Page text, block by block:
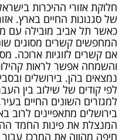
חלוקת אזורי ההיכרות
של סגנונות החיים בארץ.
כאשר תל אביב מובילה עם
המחפשים קשרים מסוגים
אם קשרים לזוגיות ארוכה.
והשמחה אפשר לראות
נמצאים בהן. בירושלים
לפי קודים של שילוב בין
למגזרים השונים החיים
בירושלים מתאפיינים לרוב
המנצלת את פינות החמד
חיפה מהווה את המרכז עבור